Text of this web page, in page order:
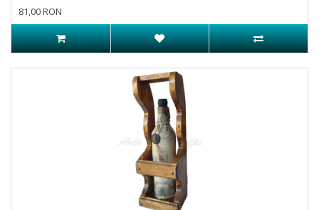
81,00 RON